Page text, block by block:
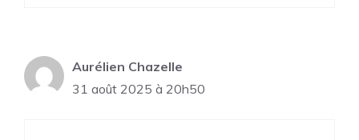
Aurélien Chazelle
31 août 2025 à 20h50